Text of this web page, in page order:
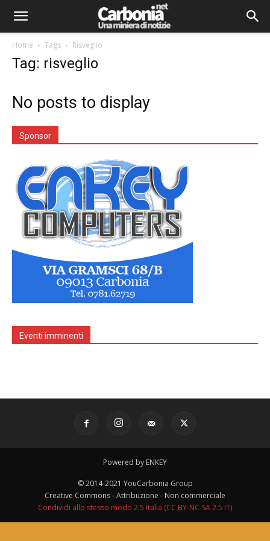
Home Tags Risveglio
Tag: risveglio
No posts to display
Sponsor
Eventi imminenti
Powered by ENKEY
© 2014-2021 YouCarbonia Group
Creative Commons - Attribuzione - Non commerciale
Condividi allo stesso modo 2.5 Italia (CC BY-NC-SA 2.5 IT)